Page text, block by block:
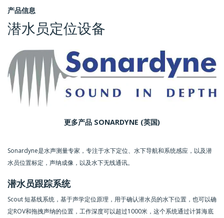
产品信息
潜水员定位设备
更多产品 SONARDYNE (英国)
Sonardyne是水声测量专家，专注于水下定位、水下导航和系统感应，以及潜
水员位置标定，声纳成像，以及水下无线通讯。
潜水员跟踪系统
Scout 短基线系统，基于声学定位原理，用于确认潜水员的水下位置，也可以确
定ROV和拖拽声纳的位置，工作深度可以超过1000米，这个系统通过计算海底